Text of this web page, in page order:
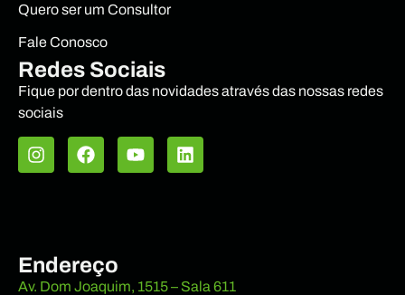
Quero ser um Consultor
Fale Conosco
Redes Sociais
Fique por dentro das novidades através das nossas redes
sociais
Endereço
Av. Dom Joaquim, 1515 – Sala 611